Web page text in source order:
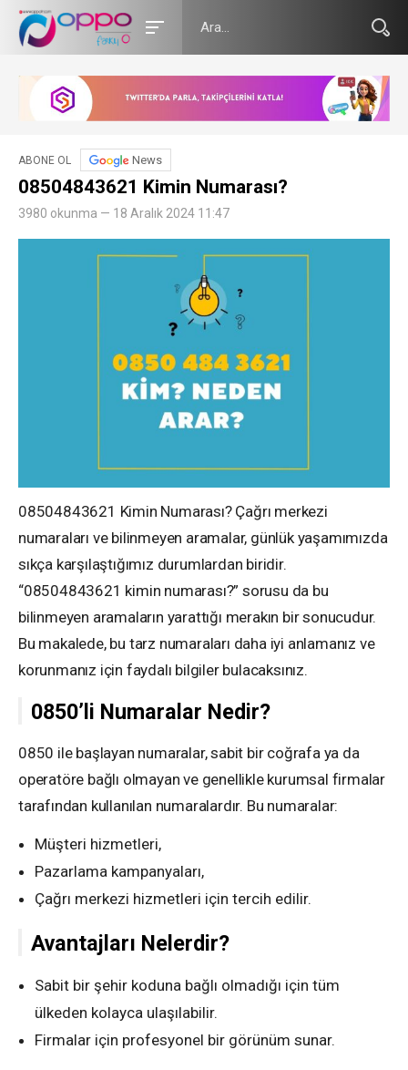
ABONE OL News
08504843621 Kimin Numarası?
3980 okunma — 18 Aralık 2024 11:47
08504843621 Kimin Numarası? Çağrı merkezi
numaraları ve bilinmeyen aramalar, günlük yaşamımızda
sıkça karşılaştığımız durumlardan biridir.
“08504843621 kimin numarası?” sorusu da bu
bilinmeyen aramaların yarattığı merakın bir sonucudur.
Bu makalede, bu tarz numaraları daha iyi anlamanız ve
korunmanız için faydalı bilgiler bulacaksınız.
0850’li Numaralar Nedir?
0850 ile başlayan numaralar, sabit bir coğrafa ya da
operatöre bağlı olmayan ve genellikle kurumsal firmalar
tarafından kullanılan numaralardır. Bu numaralar:
Müşteri hizmetleri,
Pazarlama kampanyaları,
Çağrı merkezi hizmetleri için tercih edilir.
Avantajları Nelerdir?
Sabit bir şehir koduna bağlı olmadığı için tüm
ülkeden kolayca ulaşılabilir.
Firmalar için profesyonel bir görünüm sunar.